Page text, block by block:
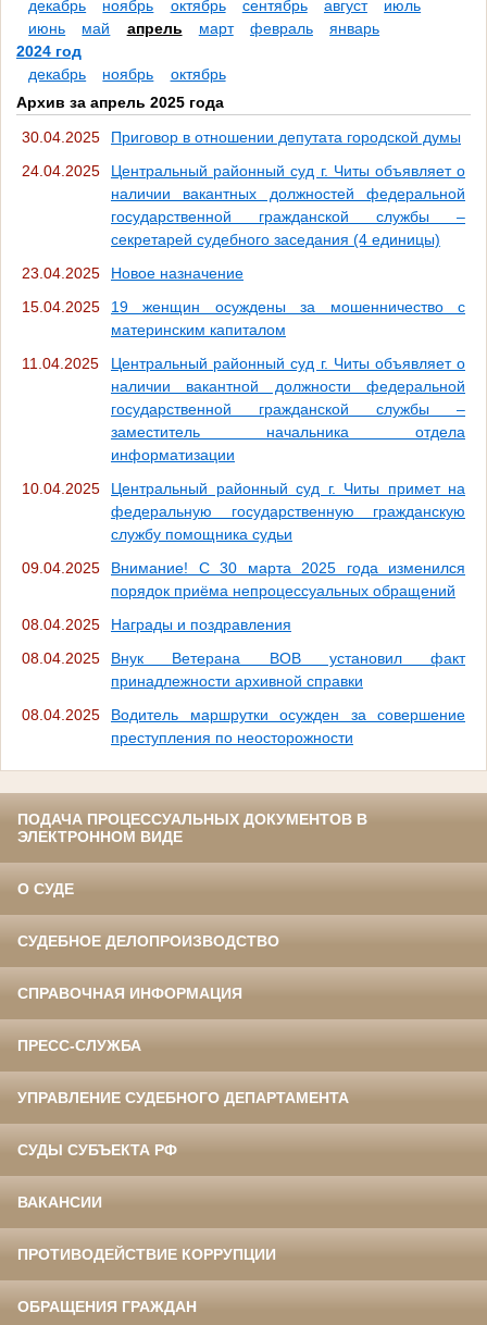
декабрь
ноябрь октябрь сентябрь август
июль
июнь
май апрель март февраль
январь
2024 год
декабрь
ноябрь
октябрь
Архив за апрель 2025 года
30.04.2025
Приговор в отношении депутата городской думы
24.04.2025
Центральный районный суд г. Читы объявляет о
наличии вакантных должностей федеральной
государственной гражданской службы –
секретарей судебного заседания (4 единицы)
23.04.2025
Новое назначение
15.04.2025
19 женщин осуждены за мошенничество с
материнским капиталом
11.04.2025
Центральный районный суд г. Читы объявляет о
наличии вакантной должности федеральной
государственной гражданской службы –
заместитель начальника отдела
информатизации
10.04.2025
Центральный районный суд г. Читы примет на
федеральную государственную гражданскую
службу помощника судьи
09.04.2025
Внимание! С 30 марта 2025 года изменился
порядок приёма непроцессуальных обращений
08.04.2025
Награды и поздравления
08.04.2025
Внук Ветерана ВОВ установил факт
принадлежности архивной справки
08.04.2025
Водитель маршрутки осужден за совершение
преступления по неосторожности
ПОДАЧА ПРОЦЕССУАЛЬНЫХ ДОКУМЕНТОВ В
ЭЛЕКТРОННОМ ВИДЕ
О СУДЕ
СУДЕБНОЕ ДЕЛОПРОИЗВОДСТВО
СПРАВОЧНАЯ ИНФОРМАЦИЯ
ПРЕСС-СЛУЖБА
УПРАВЛЕНИЕ СУДЕБНОГО ДЕПАРТАМЕНТА
СУДЫ СУБЪЕКТА РФ
ВАКАНСИИ
ПРОТИВОДЕЙСТВИЕ КОРРУПЦИИ
ОБРАЩЕНИЯ ГРАЖДАН